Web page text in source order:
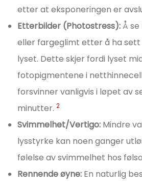
etter at eksponeringen er
Etterbilder (Photostress):Å
eller fargeglimt etter å ha
lyset. Dette skjer fordi lyset
fotopigmentene i
forsvinner vanligvis i løpet av
minutter.2
Svimmelhet/Vertigo: Mindre
lysstyrke kan noen ganger
følelse av svimmelhet hos
Rennende øyne: En naturlig